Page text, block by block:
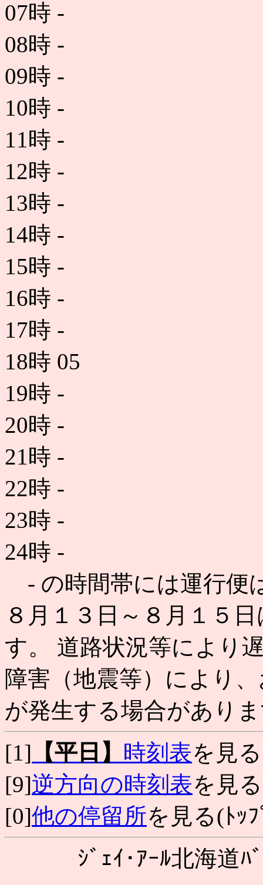
07時 -
08時 -
09時 -
10時 -
11時 -
12時 -
13時 -
14時 -
15時 -
16時 -
17時 -
18時 05
19時 -
20時 -
21時 -
22時 -
23時 -
24時 -
- の時間帯には運行便
８月１３日～８月１５
す。 道路状況等により
障害（地震等）により
が発生する場合があり
[1] 【平日】 時刻表を見る
[9]逆方向の時刻表を見る
[0]他の停留所を見る(ﾄｯ
ｼﾞｪｲ･ｱｰﾙ北海道